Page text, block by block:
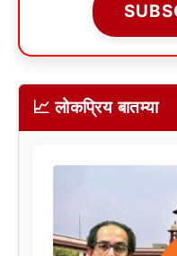
📈 लोकप्रिय बातम्या